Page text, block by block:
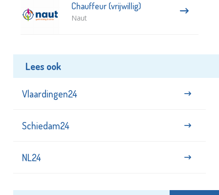
Chauffeur (vrijwillig)
Naut
Lees ook
Vlaardingen24
Schiedam24
NL24